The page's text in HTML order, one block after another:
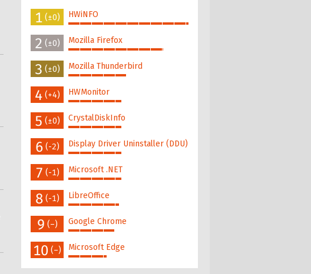
1 (±0) HWiNFO
100%
2 (±0) Mozilla Firefox
79%
3 (±0) Mozilla Thunderbird
48%
4 (+4) HWMonitor
44%
5 (±0) CrystalDiskInfo
44%
6 (-2) Display Driver Uninstaller (DDU)
44%
7 (-1) Microsoft .NET
44%
8 (-1) LibreOffice
42%
9 (–) Google Chrome
38%
10 (–) Microsoft Edge
32%